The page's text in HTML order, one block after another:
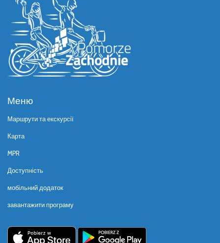
Меню
Маршрути та екскурсії
Карта
MPR
Доступність
мобільний додаток
завантажити програму